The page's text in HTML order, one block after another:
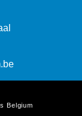
Belgium